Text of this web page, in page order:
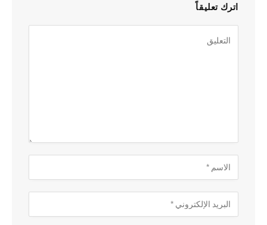
اترك تعليقاً